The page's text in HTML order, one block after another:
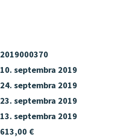
2019000370
10. septembra 2019
24. septembra 2019
23. septembra 2019
13. septembra 2019
613,00 €